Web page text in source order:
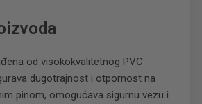
od visokokvalitetnog PVC
dugotrajnost i otpornost na
pinom, omogućava sigurnu vezu i